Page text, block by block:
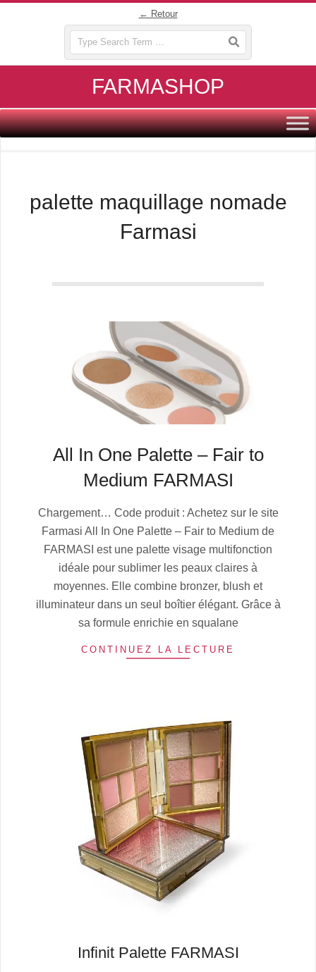
← Retour
FARMASHOP
Primary
Navigation
palette maquillage nomade
Farmasi
All In One Palette – Fair to
Medium FARMASI
07-
04
Chargement… Code produit : Achetez sur le site
Farmasi All In One Palette – Fair to Medium de
FARMASI est une palette visage multifonction
idéale pour sublimer les peaux claires à
moyennes. Elle combine bronzer, blush et
illuminateur dans un seul boîtier élégant. Grâce à
sa formule enrichie en squalane
CONTINUEZ LA LECTURE
Infinit Palette FARMASI